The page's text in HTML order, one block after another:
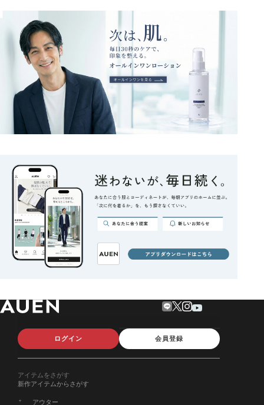
ログイン 会員登録
アイテムをさがす
新作アイテムからさがす
アウター